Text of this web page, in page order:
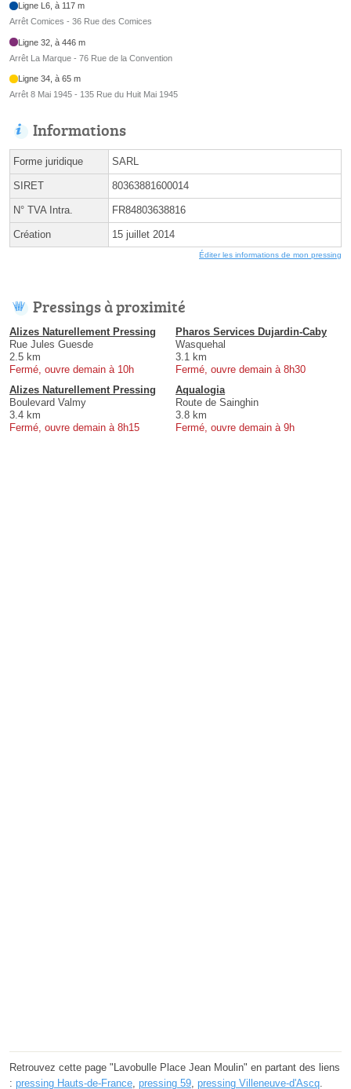
Ligne L6, à 117 m
Arrêt Comices - 36 Rue des Comices
Ligne 32, à 446 m
Arrêt La Marque - 76 Rue de la Convention
Ligne 34, à 65 m
Arrêt 8 Mai 1945 - 135 Rue du Huit Mai 1945
Informations
Forme juridique SARL
SIRET 80363881600014
N° TVA Intra. FR84803638816
Création 15 juillet 2014
Éditer les informations de mon pressing
Pressings à proximité
Alizes Naturellement Pressing
Rue Jules Guesde
2.5 km
Fermé, ouvre demain à 10h
Pharos Services Dujardin-Caby
Wasquehal
3.1 km
Fermé, ouvre demain à 8h30
Alizes Naturellement Pressing
Boulevard Valmy
3.4 km
Fermé, ouvre demain à 8h15
Aqualogia
Route de Sainghin
3.8 km
Fermé, ouvre demain à 9h
Retrouvez cette page "Lavobulle Place Jean Moulin" en partant des liens
: pressing Hauts-de-France, pressing 59, pressing Villeneuve-d'Ascq.